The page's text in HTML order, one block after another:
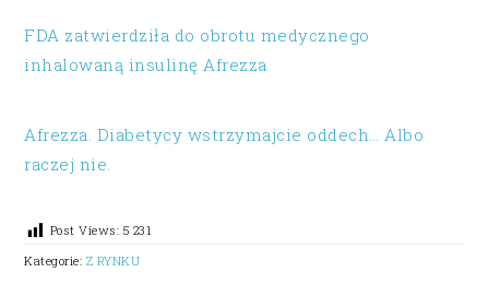
FDA zatwierdziła do obrotu medycznego
inhalowaną insulinę Afrezza
Afrezza. Diabetycy wstrzymajcie oddech… Albo
raczej nie.
Post Views: 5 231
Kategorie: Z RYNKU